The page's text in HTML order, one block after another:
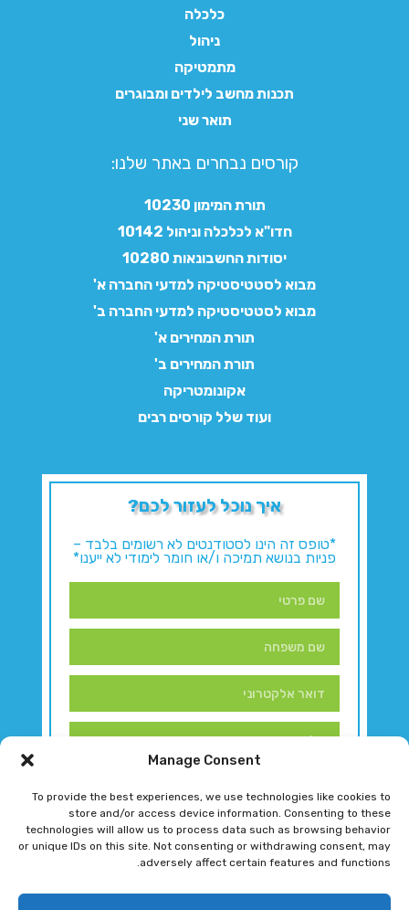
Manage Consent
To provide the best experiences, we use technologies like cookies to
store and/or access device information. Consenting to these
technologies will allow us to process data such as browsing behavior
or unique IDs on this site. Not consenting or withdrawing consent, may
adversely affect certain features and functions.
כלכלה
ניהול
מתמטיקה
תכנות מחשב לילדים ומבוגרים
תואר שני
קורסים נבחרים באתר שלנו:​
תורת המימון 10230
חדו"א לכלכלה וניהול 10142
יסודות החשבונאות 10280
מבוא לסטטיסטיקה למדעי החברה א'
מבוא לסטטיסטיקה למדעי החברה ב'
תורת המחירים א'
תורת המחירים ב'
אקונומטריקה
ועוד שלל קורסים רבים
איך נוכל לעזור לכם?
*טופס זה הינו לסטודנטים לא רשומים בלבד –
פניות בנושא תמיכה ו/או חומר לימודי לא ייענו*